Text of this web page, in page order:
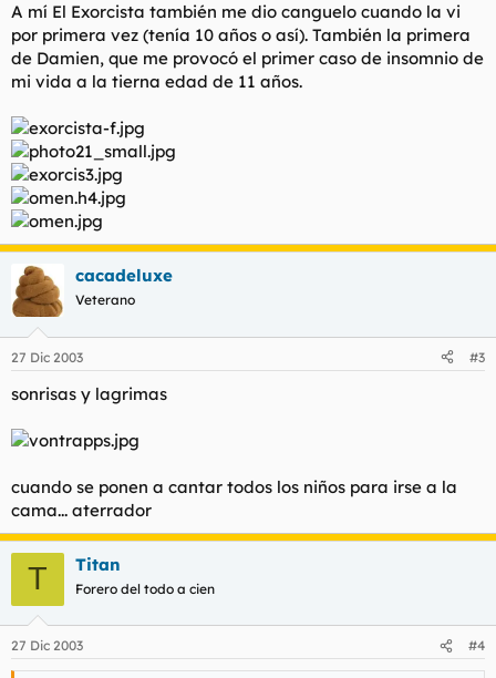
A mí El Exorcista también me dio canguelo cuando la vi
por primera vez (tenía 10 años o así). También la primera
de Damien, que me provocó el primer caso de insomnio de
mi vida a la tierna edad de 11 años.
cacadeluxe
Veterano
27 Dic 2003 #3
sonrisas y lagrimas
cuando se ponen a cantar todos los niños para irse a la
cama... aterrador
T Titan
Forero del todo a cien
27 Dic 2003 #4